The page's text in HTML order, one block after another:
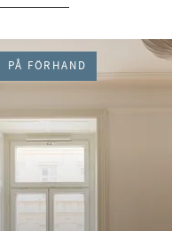
PÅ FÖRHAND